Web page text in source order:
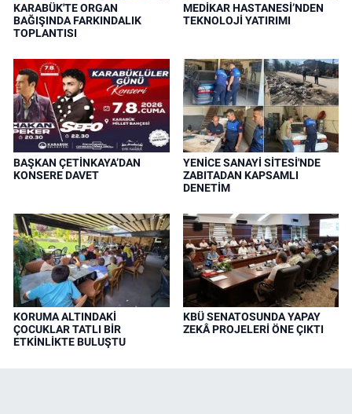
KARABÜK'TE ORGAN
BAĞIŞINDA FARKINDALIK
TOPLANTISI
MEDİKAR HASTANESİ’NDEN
TEKNOLOJİ YATIRIMI
BAŞKAN ÇETİNKAYA’DAN
KONSERE DAVET
YENİCE SANAYİ SİTESİ'NDE
ZABITADAN KAPSAMLI
DENETİM
KORUMA ALTINDAKİ
ÇOCUKLAR TATLI BİR
ETKİNLİKTE BULUŞTU
KBÜ SENATOSUNDA YAPAY
ZEKÂ PROJELERİ ÖNE ÇIKTI